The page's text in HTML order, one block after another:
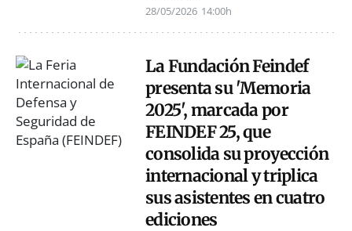
28/05/2026 14:00h
La Fundación Feindef
presenta su 'Memoria
2025', marcada por
FEINDEF 25, que
consolida su proyección
internacional y triplica
sus asistentes en cuatro
ediciones